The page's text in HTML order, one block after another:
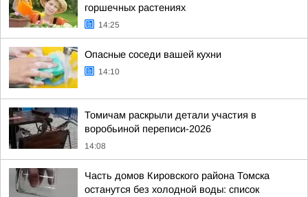
горшечных растениях
14:25
Опасные соседи вашей кухни
14:10
Томичам раскрыли детали участия в
воробьиной переписи-2026
14:08
Часть домов Кировского района Томска
останутся без холодной воды: список